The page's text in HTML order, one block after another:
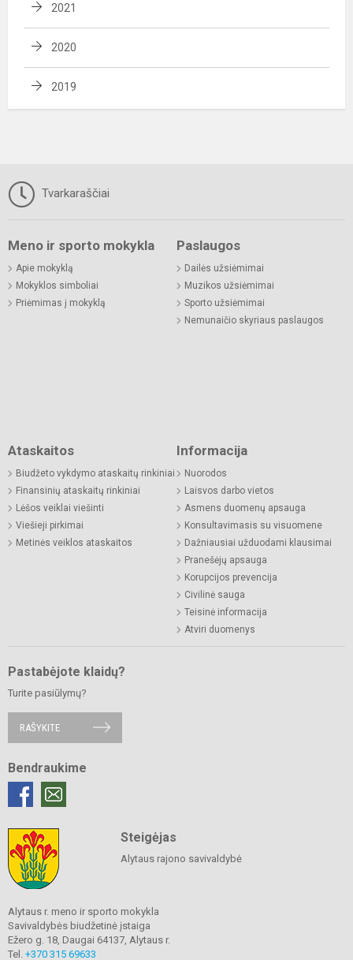
2021
2020
2019
Tvarkaraščiai
Meno ir sporto mokykla
Apie mokyklą
Mokyklos simboliai
Priėmimas į mokyklą
Paslaugos
Dailės užsiėmimai
Muzikos užsiėmimai
Sporto užsiėmimai
Nemunaičio skyriaus paslaugos
Ataskaitos
Biudžeto vykdymo ataskaitų rinkiniai
Finansinių ataskaitų rinkiniai
Lėšos veiklai viešinti
Viešieji pirkimai
Metinės veiklos ataskaitos
Informacija
Nuorodos
Laisvos darbo vietos
Asmens duomenų apsauga
Konsultavimasis su visuomene
Dažniausiai užduodami klausimai
Pranešėjų apsauga
Korupcijos prevencija
Civilinė sauga
Teisinė informacija
Atviri duomenys
Pastabėjote klaidų?
Turite pasiūlymų?
RAŠYKITE
Bendraukime
Steigėjas
Alytaus rajono savivaldybė
Alytaus r. meno ir sporto mokykla
Savivaldybės biudžetinė įstaiga
Ežero g. 18, Daugai 64137, Alytaus r.
Tel. +370 315 69633